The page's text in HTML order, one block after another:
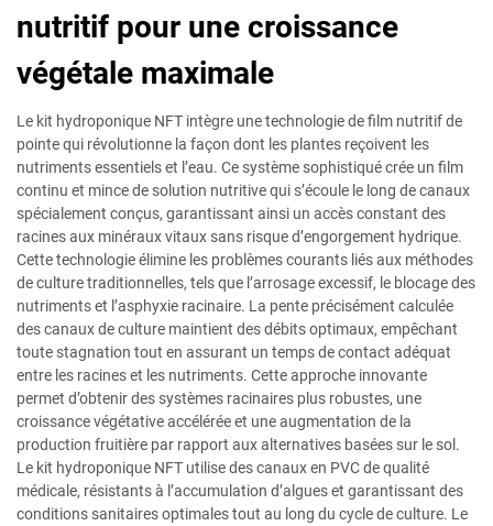
nutritif pour une croissance
végétale maximale
Le kit hydroponique NFT intègre une technologie de film nutritif de
pointe qui révolutionne la façon dont les plantes reçoivent les
nutriments essentiels et l’eau. Ce système sophistiqué crée un film
continu et mince de solution nutritive qui s’écoule le long de canaux
spécialement conçus, garantissant ainsi un accès constant des
racines aux minéraux vitaux sans risque d’engorgement hydrique.
Cette technologie élimine les problèmes courants liés aux méthodes
de culture traditionnelles, tels que l’arrosage excessif, le blocage des
nutriments et l’asphyxie racinaire. La pente précisément calculée
des canaux de culture maintient des débits optimaux, empêchant
toute stagnation tout en assurant un temps de contact adéquat
entre les racines et les nutriments. Cette approche innovante
permet d’obtenir des systèmes racinaires plus robustes, une
croissance végétative accélérée et une augmentation de la
production fruitière par rapport aux alternatives basées sur le sol.
Le kit hydroponique NFT utilise des canaux en PVC de qualité
médicale, résistants à l’accumulation d’algues et garantissant des
conditions sanitaires optimales tout au long du cycle de culture. Le